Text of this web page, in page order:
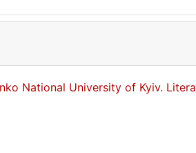
National University of Kyiv.